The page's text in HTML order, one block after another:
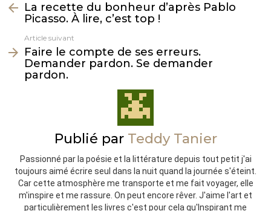
plus
La recette du bonheur d’après Pablo
Picasso. À lire, c’est top !
Article suivant
Faire le compte de ses erreurs.
Demander pardon. Se demander
pardon.
Publié par Teddy Tanier
Passionné par la poésie et la littérature depuis tout petit j'ai
toujours aimé écrire seul dans la nuit quand la journée s'éteint.
Car cette atmosphère me transporte et me fait voyager, elle
m'inspire et me rassure. On peut encore rêver. J'aime l'art et
particulièrement les livres c'est pour cela qu'Inspirant me